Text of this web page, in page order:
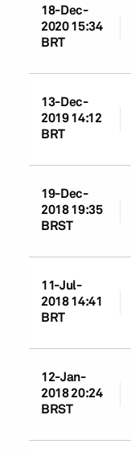
18-Dec-
2020 15:34
BRT
13-Dec-
2019 14:12
BRT
19-Dec-
2018 19:35
BRST
11-Jul-
2018 14:41
BRT
12-Jan-
2018 20:24
BRST